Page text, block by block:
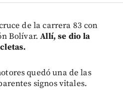
de la carrera 83 con
Bolívar.Allí, se dio la
quedó una de las
signos vitales.